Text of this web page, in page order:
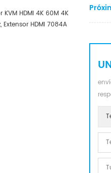
KVM HDMI 4K 60M 4K
Extensor HDMI 7084A